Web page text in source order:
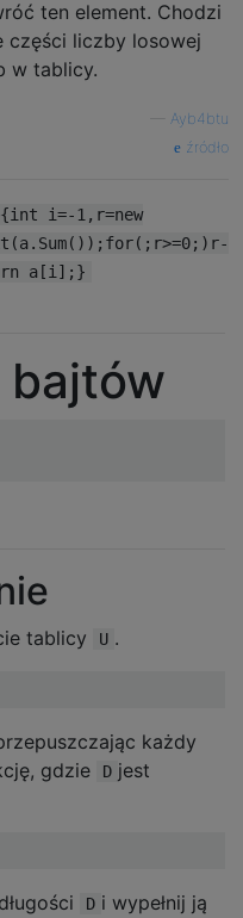
ten element. Chodzi
części liczby losowej
w tablicy.
Ayb4btu
źródło
i=-1,r=new
a[i];}
bajtów
tablicy U .
każdy
gdzie
D jest
D i wypełnij ją